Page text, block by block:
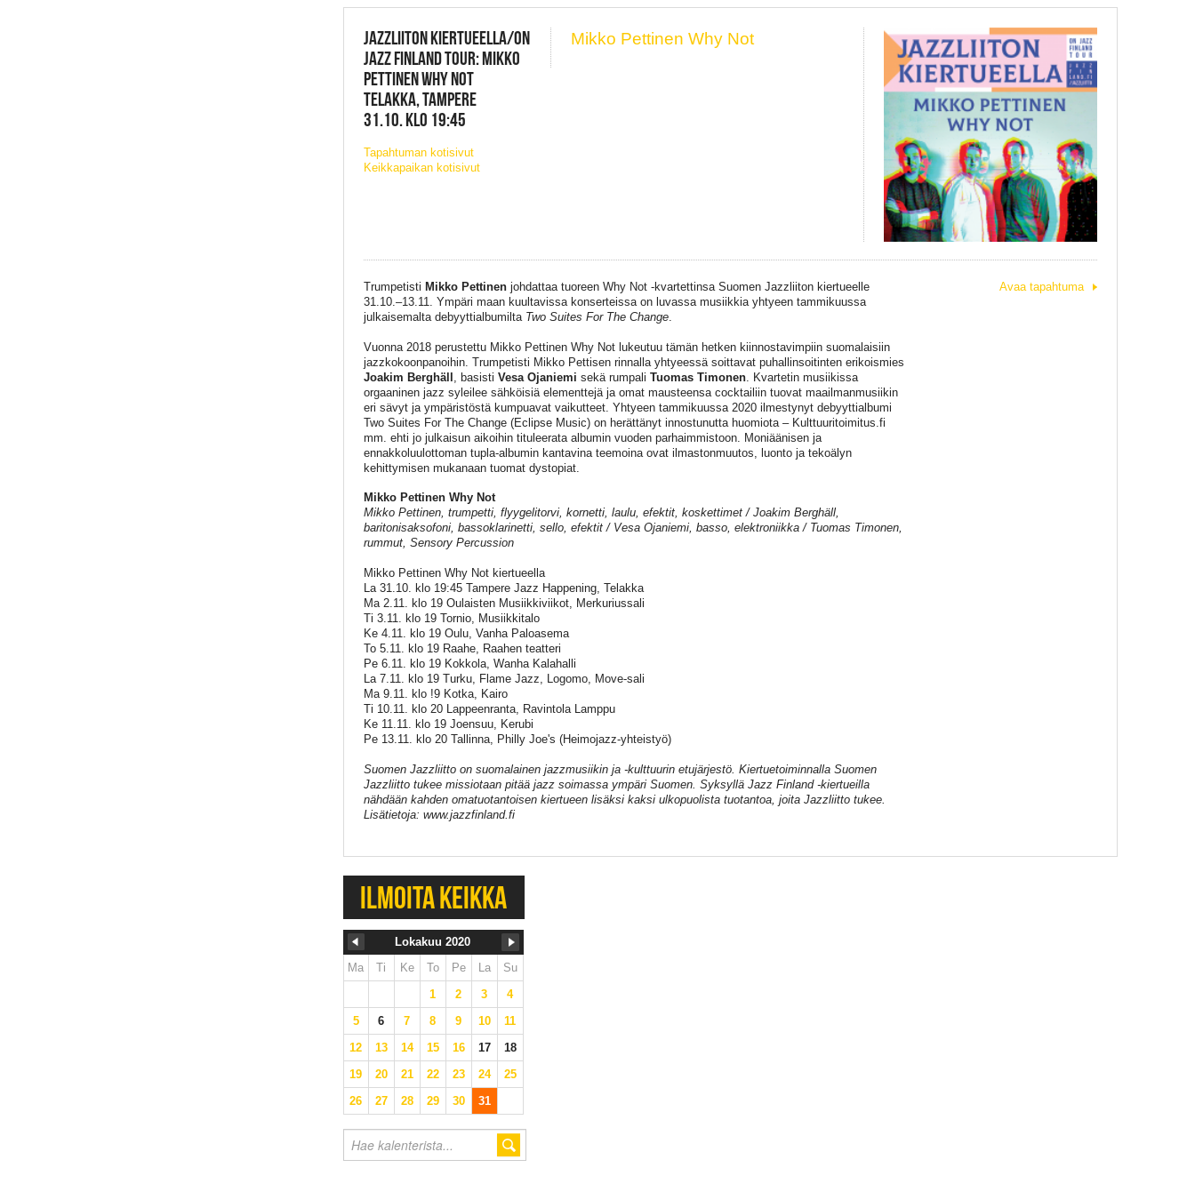
JAZZLIITON KIERTUEELLA/ON
JAZZ FINLAND TOUR: MIKKO
PETTINEN WHY NOT
TELAKKA, TAMPERE
31.10. KLO 19:45
Tapahtuman kotisivut
Keikkapaikan kotisivut
Mikko Pettinen Why Not
Trumpetisti Mikko Pettinenjohdattaa tuoreen Why Not -kvartettinsa Suomen Jazzliiton kiertueelle
31.10.–13.11. Ympäri maan kuultavissa konserteissa on luvassa musiikkia yhtyeen tammikuussa
julkaisemalta debyyttialbumilta Two Suites For The Change.
Vuonna 2018 perustettu Mikko Pettinen Why Not lukeutuu tämän hetken kiinnostavimpiin suomalaisiin
jazzkokoonpanoihin. Trumpetisti Mikko Pettisen rinnalla yhtyeessä soittavat puhallinsoitinten erikoismies
Joakim Berghäll
, basisti Vesa Ojaniemi sekä rumpali Tuomas Timonen. Kvartetin musiikissa
orgaaninen jazz syleilee sähköisiä elementtejä ja omat mausteensa cocktailiin tuovat maailmanmusiikin
eri sävyt ja ympäristöstä kumpuavat vaikutteet. Yhtyeen tammikuussa 2020 ilmestynyt debyyttialbumi
Two Suites For The Change (Eclipse Music) on herättänyt innostunutta huomiota – Kulttuuritoimitus.fi
mm. ehti jo julkaisun aikoihin tituleerata albumin vuoden parhaimmistoon. Moniäänisen ja
ennakkoluulottoman tupla-albumin kantavina teemoina ovat ilmastonmuutos, luonto ja tekoälyn
kehittymisen mukanaan tuomat dystopiat.
Mikko Pettinen Why Not
Mikko Pettinen, trumpetti, flyygelitorvi, kornetti, laulu, efektit, koskettimet / Joakim Berghäll,
baritonisaksofoni, bassoklarinetti, sello, efektit / Vesa Ojaniemi, basso, elektroniikka / Tuomas Timonen,
rummut, Sensory Percussion
Mikko Pettinen Why Not kiertueella
La 31.10. klo 19:45 Tampere Jazz Happening, Telakka
Ma 2.11. klo 19 Oulaisten Musiikkiviikot, Merkuriussali
Ti 3.11. klo 19 Tornio, Musiikkitalo
Ke 4.11. klo 19 Oulu, Vanha Paloasema
To 5.11. klo 19 Raahe, Raahen teatteri
Pe 6.11. klo 19 Kokkola, Wanha Kalahalli
La 7.11. klo 19 Turku, Flame Jazz, Logomo, Move-sali
Ma 9.11. klo !9 Kotka, Kairo
Ti 10.11. klo 20 Lappeenranta, Ravintola Lamppu
Ke 11.11. klo 19 Joensuu, Kerubi
Pe 13.11. klo 20 Tallinna, Philly Joe's (Heimojazz-yhteistyö)
Suomen Jazzliitto on suomalainen jazzmusiikin ja -kulttuurin etujärjestö. Kiertuetoiminnalla Suomen
Jazzliitto tukee missiotaan pitää jazz soimassa ympäri Suomen. Syksyllä Jazz Finland -kiertueilla
nähdään kahden omatuotantoisen kiertueen lisäksi kaksi ulkopuolista tuotantoa, joita Jazzliitto tukee.
Lisätietoja: www.jazzfinland.fi
Avaa tapahtuma
ILMOITA KEIKKA
Lokakuu 2020
Ma
Ti Ke To Pe La
Su
1
2 3
4
5
6 7 8 9 10
11
12
13 14 15 16 17
18
19
20 21 22 23 24
25
26
27 28 29 30 31